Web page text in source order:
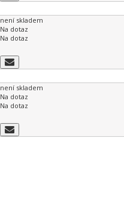
není skladem
Na dotaz
Na dotaz
není skladem
Na dotaz
Na dotaz